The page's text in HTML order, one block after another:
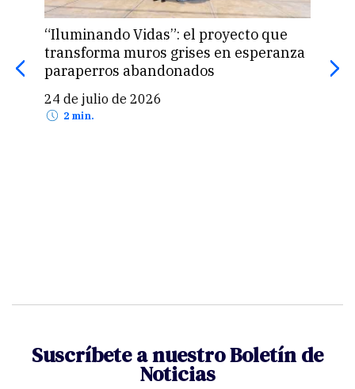
“Iluminando Vidas”: el proyecto que
transforma muros grises en esperanza
paraperros abandonados
24 de julio de 2026
2 min.
Suscríbete a nuestro Boletín de
Noticias